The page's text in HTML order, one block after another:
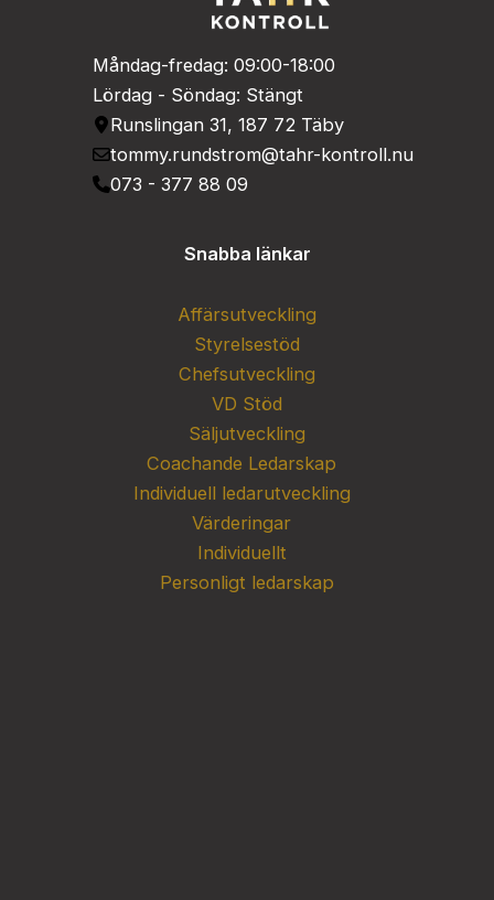
Måndag-fredag: 09:00-18:00
Lördag - Söndag: Stängt
Runslingan 31, 187 72 Täby
tommy.rundstrom@tahr-kontroll.nu
073 - 377 88 09
Snabba länkar
Affärsutveckling
Styrelsestöd
Chefsutveckling
VD Stöd
Säljutveckling
Coachande Ledarskap
Individuell ledarutveckling
Värderingar
Individuellt
Personligt ledarskap